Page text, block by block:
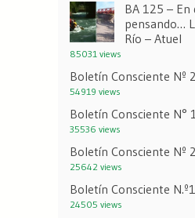
BA 125 – En
pensando…
Río – Atuel
85031 views
Boletín Consciente Nº
54919 views
Boletín Consciente N°
35536 views
Boletín Consciente Nº
25642 views
Boletín Consciente N.º1
24505 views